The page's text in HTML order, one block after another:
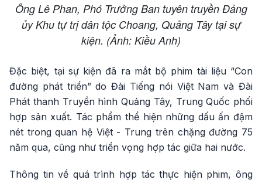
Ông Lê Phan, Phó Trưởng Ban tuyên truyền Đảng
ủy Khu tự trị dân tộc Choang, Quảng Tây tại sự
kiện. (Ảnh: Kiều Anh)
Đặc biệt, tại sự kiện đã ra mắt bộ phim tài liệu “Con
đường phát triển” do Đài Tiếng nói Việt Nam và Đài
Phát thanh Truyền hình Quảng Tây, Trung Quốc phối
hợp sản xuất. Tác phẩm thể hiện những dấu ấn đậm
nét trong quan hệ Việt - Trung trên chặng đường 75
năm qua, cũng như triển vọng hợp tác giữa hai nước.
Thông tin về quá trình hợp tác thực hiện phim, ông